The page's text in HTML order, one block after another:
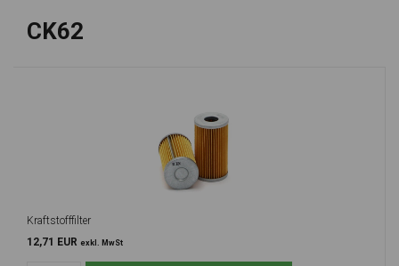
CK62
Kraftstofffilter
12,71 EUR exkl. MwSt